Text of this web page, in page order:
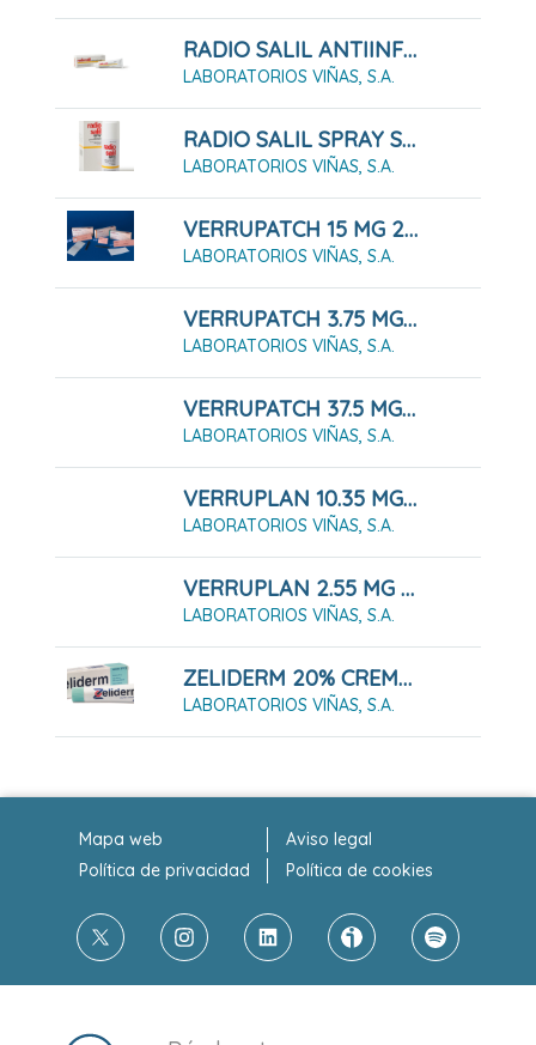
RADIO SALIL ANTIINFLAMATORIO CREMA 60 G
LABORATORIOS VIÑAS, S.A.
RADIO SALIL SPRAY SOLUCIÓN PARA PULVERIZACIÓN CUTÁNEA 130 ML
LABORATORIOS VIÑAS, S.A.
VERRUPATCH 15 MG 20 PARCHES 12 MM
LABORATORIOS VIÑAS, S.A.
VERRUPATCH 3.75 MG 20 PARCHES 6 MM
LABORATORIOS VIÑAS, S.A.
VERRUPATCH 37.5 MG 20 PARCHES 20 MM
LABORATORIOS VIÑAS, S.A.
VERRUPLAN 10.35 MG 20 APOSITOS 10 MM
LABORATORIOS VIÑAS, S.A.
VERRUPLAN 2.55 MG 20 APOSITOS 5 MM
LABORATORIOS VIÑAS, S.A.
ZELIDERM 20% CREMA 30 G
LABORATORIOS VIÑAS, S.A.
Mapa web
Aviso legal
Política de privacidad
Política de cookies